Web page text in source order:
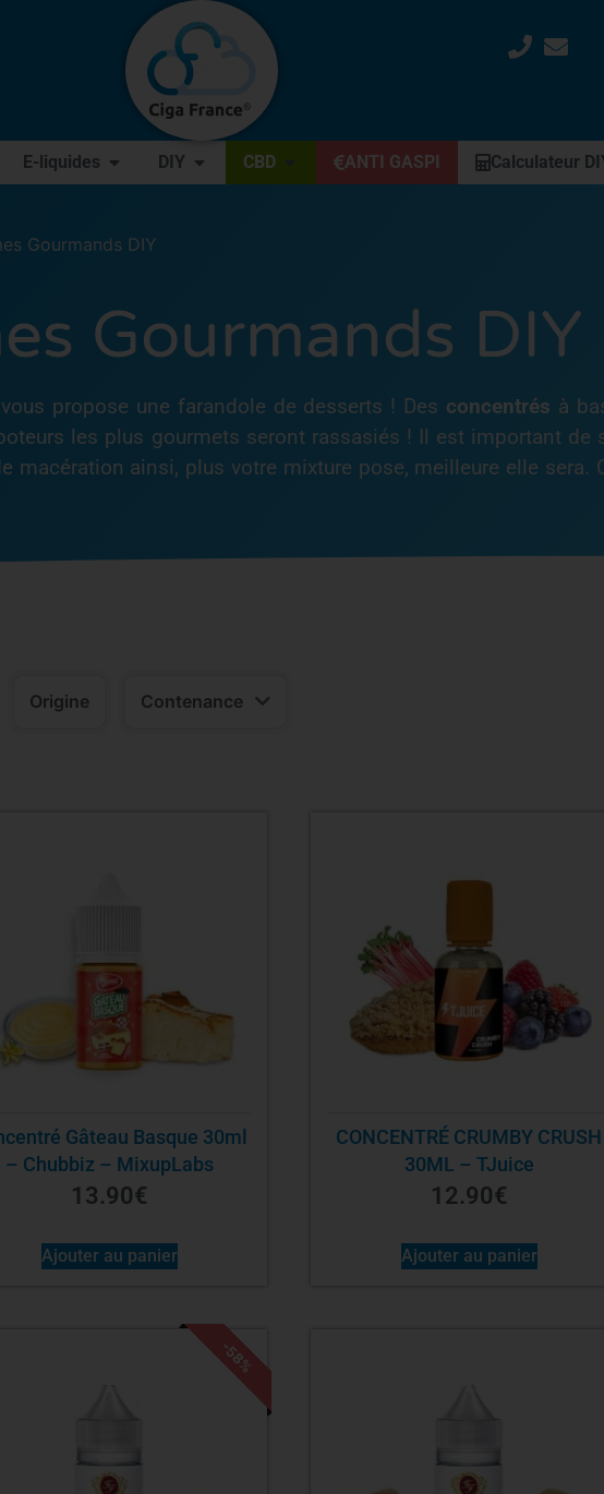
E-liquides DIY CBD ANTI GASPI Calculateur
Gourmands DIY
Gourmands DIY
vous propose une farandole de desserts ! Des concentrés à
les plus gourmets seront rassasiés ! Il est important de
macération ainsi, plus votre mixture pose, meilleure elle sera.
Origine Contenance
Gâteau Basque 30ml
– Chubbiz – MixupLabs
13.90€
Ajouter au panier
CONCENTRÉ CRUMBY CRUSH
30ML – TJuice
12.90€
Ajouter au panier
-58%